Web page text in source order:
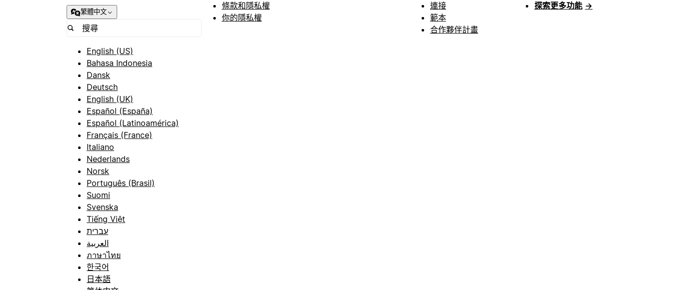
繁體中文
English (US)
Bahasa Indonesia
Dansk
Deutsch
English (UK)
Español (España)
Español (Latinoamérica)
Français (France)
Italiano
Nederlands
Norsk
Português (Brasil)
Suomi
Svenska
Tiếng Việt
עברית
العربية
ภาษาไทย
한국어
日本語
條款和隱私權
你的隱私權
連接
範本
合作夥伴計畫
探索更多功能 →